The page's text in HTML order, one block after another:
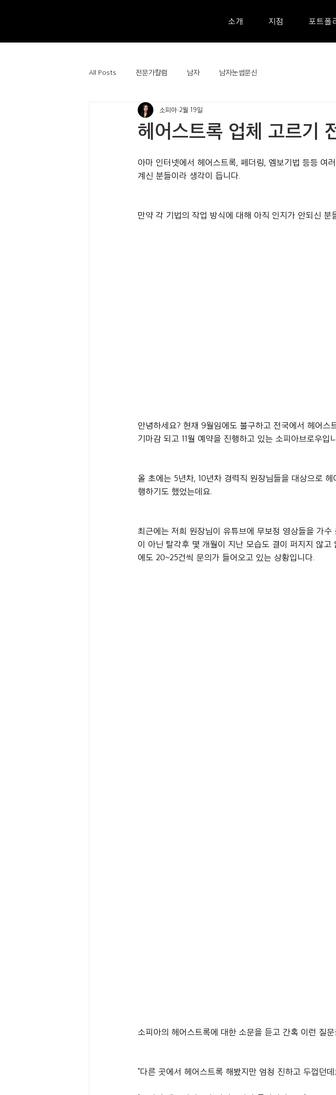
소개 지점 포트폴
All Posts 전문가칼럼 남자 남자눈썹문신
헤어스트록 업체 고르기
소피아 2월 19일
아마 인터넷에서 헤어스트록, 페더링, 엠보기법 등등 여
계신 분들이라 생각이 듭니다.
만약 각 기법의 작업 방식에 대해 아직 인지가 안되신 분
안녕하세요? 현재 9월임에도 불구하고 전국에서 헤어스
기마감 되고 11월 예약을 진행하고 있는 소피아브로우입
올 초에는 5년차, 10년차 경력직 원장님들을 대상으로
행하기도 했었는데요.
최근에는 저희 원장님이 유튜브에 무보정 영상들을 가
이 아닌 탈각후 몇 개월이 지난 모습도 결이 퍼지지 않
에도 20~25건씩 문의가 들어오고 있는 상황입니다.
소피아의 헤어스트록에 대한 소문을 듣고 간혹 이런 질
"다른 곳에서 헤어스트록 해봤지만 엄청 진하고 두껍던데